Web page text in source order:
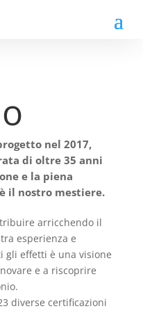
nel 2017,
di oltre 35 anni
e la piena
il nostro mestiere.
arricchendo il
esperienza e
gli effetti è una visione
e a riscoprire
diverse certificazioni